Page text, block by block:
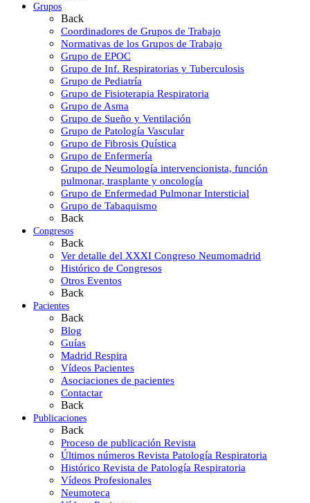
Grupos
Back
Coordinadores de Grupos de Trabajo
Normativas de los Grupos de Trabajo
Grupo de EPOC
Grupo de Inf. Respiratorias y Tuberculosis
Grupo de Pediatría
Grupo de Fisioterapia Respiratoria
Grupo de Asma
Grupo de Sueño y Ventilación
Grupo de Patología Vascular
Grupo de Fibrosis Quística
Grupo de Enfermería
Grupo de Neumología intervencionista, función
pulmonar, trasplante y oncología
Grupo de Enfermedad Pulmonar Intersticial
Grupo de Tabaquismo
Back
Congresos
Back
Ver detalle del XXXI Congreso Neumomadrid
Histórico de Congresos
Otros Eventos
Back
Pacientes
Back
Blog
Guías
Madrid Respira
Vídeos Pacientes
Asociaciones de pacientes
Contactar
Back
Publicaciones
Back
Proceso de publicación Revista
Últimos números Revista Patología Respiratoria
Histórico Revista de Patología Respiratoria
Vídeos Profesionales
Neumoteca